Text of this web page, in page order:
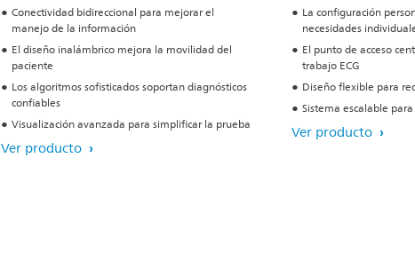
Conectividad bidireccional para mejorar el
manejo de la información
El diseño inalámbrico mejora la movilidad del
paciente
Los algoritmos sofisticados soportan diagnósticos
confiables
Visualización avanzada para simplificar la prueba
Ver producto
La configuración
necesidades
El punto de acceso
trabajo ECG
Diseño flexible para
Sistema escalable
Ver producto